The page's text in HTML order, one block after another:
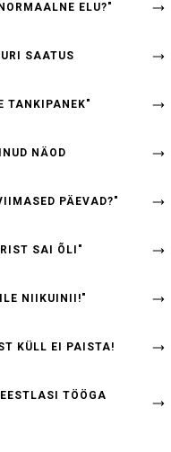
ELU?"
SAATUS
TANKIPANEK"
NÄOD
PÄEVAD?"
SAI ÕLI"
NIIKUINII!"
KÜLL EI PAISTA!
TÖÖGA